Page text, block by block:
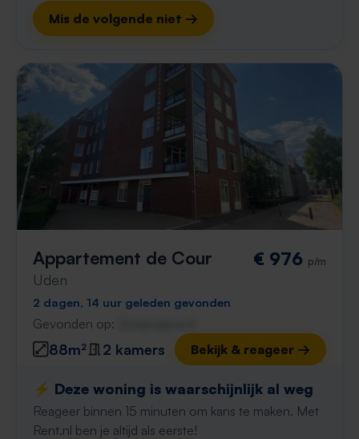
Mis de volgende niet →
Appartement de Cour
Uden
€ 976 p/m
2 dagen, 14 uur geleden gevonden
Gevonden op:
88m² 2 kamers Bekijk & reageer →
⚡️ Deze woning is waarschijnlijk al weg
Reageer binnen 15 minuten om kans te maken. Met
Rent.nl ben je altijd als eerste!